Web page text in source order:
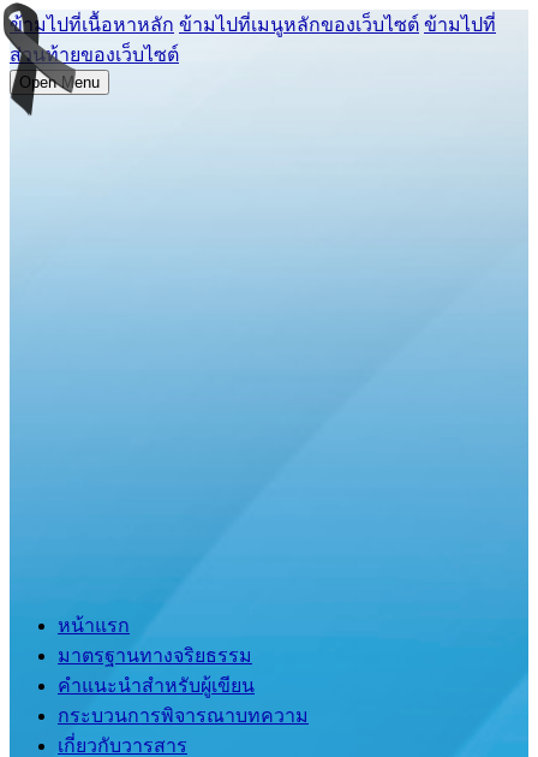
ข้ามไปที่เนื้อหาหลัก ข้ามไปที่เมนูหลักของเว็บไซต์ ข้ามไปที่
ส่วนท้ายของเว็บไซต์
Open Menu
หน้าแรก
มาตรฐานทางจริยธรรม
คำแนะนำสำหรับผู้เขียน
กระบวนการพิจารณาบทความ
เกี่ยวกับวารสาร